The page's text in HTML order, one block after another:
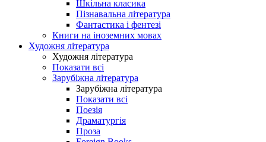
Шкільна класика
Пізнавальна література
Фантастика і фентезі
Книги на іноземних мовах
Художня література
Художня література
Показати всі
Зарубіжна література
Зарубіжна література
Показати всі
Поезія
Драматургія
Проза